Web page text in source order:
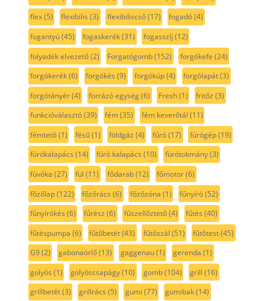
flex(5) flexibilis (3) flexibiliscső(17) fogadó(4)
fogantyú(45) fogaskerék(31) fogasszíj (12)
folyadék elvezető(2) Forgatógomb(152) forgókefe (24)
forgókerék(6) forgókés (9) forgókúp(4) forgólapát(3)
forgótányér(4) forrázó egység(6) Fresh(1) fritőz (3)
funkcióválasztó(39) fém(35) fém keverőtál (11)
fémtető(1) fésű(1) földgáz (4) fúró(17) fúrógép(19)
fúrókalapács (14) fúró kalapács (10) fúrótokmány(3)
fúvóka (27) fül (11) fődarab(12) főmotor(6)
főzőlap(122) főzőrács (6) főzőzóna (1) fűnyíró(52)
fűnyírókés (6) fűrész (6) fűszellőztető(4) fűtés (40)
fűtéspumpa (6) fűtőbetét(43) fűtőszál (51) fűtőtest(45)
G9(2) gabonaörlő(13) gaggenau(1) gerenda (1)
golyós (1) golyóscsapágy(10) gomb(104) grill (16)
grillbetét(3) grillrács (5) gumi (77) gumibak(14)